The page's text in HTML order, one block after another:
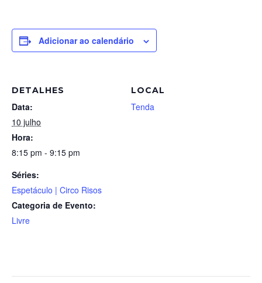
Adicionar ao calendário
DETALHES
Data:
10 julho
Hora:
8:15 pm - 9:15 pm
Séries:
Espetáculo | Circo Risos
Categoria de Evento:
Livre
LOCAL
Tenda